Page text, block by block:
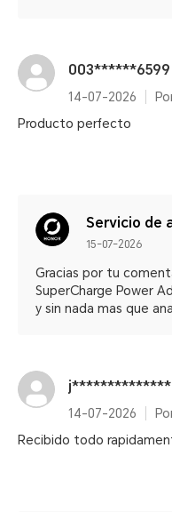
003******6599
14-07-2026
Producto perfecto
Servicio de
15-07-2026
Gracias por tu
SuperCharge Power
y sin nada mas que
j**************
14-07-2026
Recibido todo